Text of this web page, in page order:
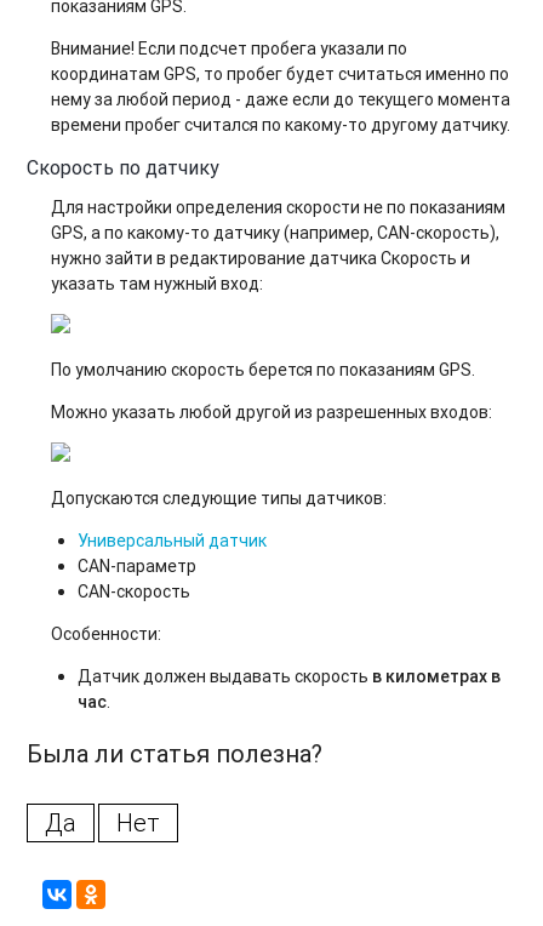
показаниям GPS.
Внимание! Если подсчет пробега указали по
координатам GPS, то пробег будет считаться именно по
нему за любой период - даже если до текущего момента
времени пробег считался по какому-то другому датчику.
Скорость по датчику
Для настройки определения скорости не по показаниям
GPS, а по какому-то датчику (например, CAN-скорость),
нужно зайти в редактирование датчика Скорость и
указать там нужный вход:
По умолчанию скорость берется по показаниям GPS.
Можно указать любой другой из разрешенных входов:
Допускаются следующие типы датчиков:
Универсальный датчик
CAN-параметр
CAN-скорость
Особенности:
Датчик должен выдавать скорость в километрах в
час.
Была ли статья полезна?
Да Нет